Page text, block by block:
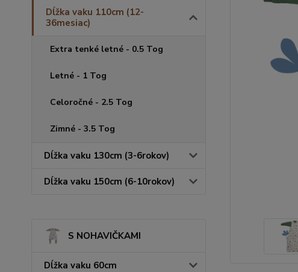
Dĺžka vaku 110cm (12-
36mesiac)
Extra tenké letné - 0.5 Tog
Letné - 1 Tog
Celoročné - 2.5 Tog
Zimné - 3.5 Tog
Dĺžka vaku 130cm (3-6rokov)
Dĺžka vaku 150cm (6-10rokov)
S NOHAVIČKAMI
Dĺžka vaku 60cm